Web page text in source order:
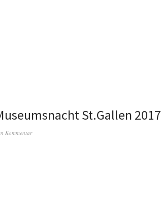
St.Gallen 2017
Kommentar